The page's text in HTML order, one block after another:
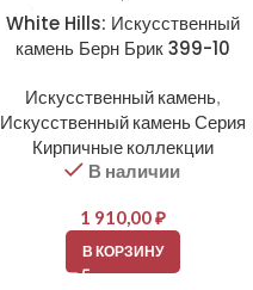
White Hills: Искусственный
камень Берн Брик 399-10
Искусственный камень,
Искусственный камень Серия
Кирпичные коллекции
В наличии
1 910,00₽
В КОРЗИНУ